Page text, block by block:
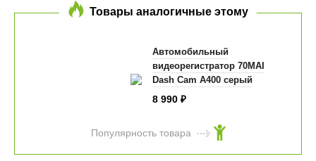
Товары аналогичные этому
Автомобильный
видеорегистратор 70MAI
Dash Cam A400 серый
8 990 ₽
Популярность товара